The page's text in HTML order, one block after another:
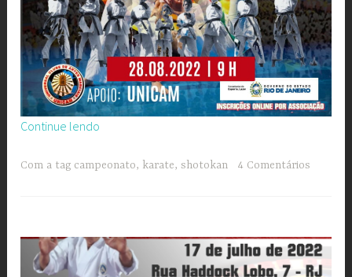
Continue lendo
de
Com a tag campeonato, karate,shotokan 4 Comentários